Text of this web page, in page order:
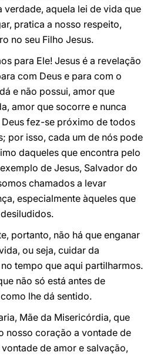
verdade, aquela lei de vida que
pratica a nosso respeito,
no seu Filho Jesus.
para Ele! Jesus é a revelação
com Deus e para com o
e não possui, amor que
amor que socorre e nunca
fez-se próximo de todos
por isso, cada um de nós pode
daqueles que encontra pelo
de Jesus, Salvador do
chamados a levar
especialmente àqueles que
portanto, não há que enganar
ou seja, cuidar da
tempo que aqui partilharmos.
não só está antes de
lhe dá sentido.
Mãe da Misericórdia, que
nosso coração a vontade de
de amor e salvação,